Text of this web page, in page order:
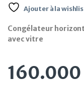
Ajouter à la
Congélateur
avec vitre
160.000